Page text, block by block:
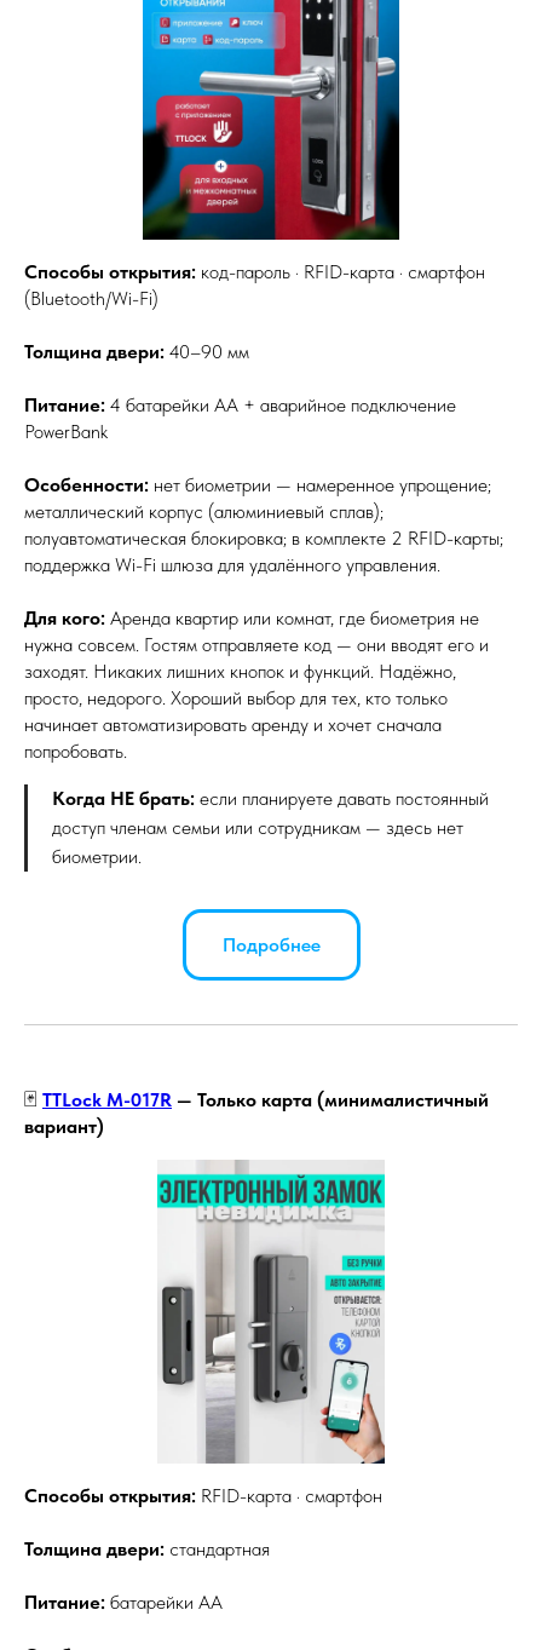
Способы открытия: код-пароль · RFID-карта · смартфон
(Bluetooth/Wi-Fi)
Толщина двери: 40–90 мм
Питание: 4 батарейки АА + аварийное подключение
PowerBank
Особенности: нет биометрии — намеренное упрощение;
металлический корпус (алюминиевый сплав);
полуавтоматическая блокировка; в комплекте 2 RFID-карты;
поддержка Wi-Fi шлюза для удалённого управления.
Для кого: Аренда квартир или комнат, где биометрия не
нужна совсем. Гостям отправляете код — они вводят его и
заходят. Никаких лишних кнопок и функций. Надёжно,
просто, недорого. Хороший выбор для тех, кто только
начинает автоматизировать аренду и хочет сначала
попробовать.
Когда НЕ брать: если планируете давать постоянный
доступ членам семьи или сотрудникам — здесь нет
биометрии.
Подробнее
🃏 TTLock M-017R — Только карта (минималистичный
вариант)
Способы открытия: RFID-карта · смартфон
Толщина двери: стандартная
Питание: батарейки АА